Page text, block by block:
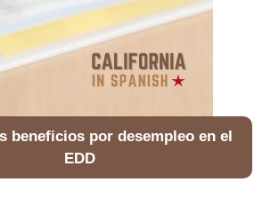
beneficios por desempleo en el
EDD